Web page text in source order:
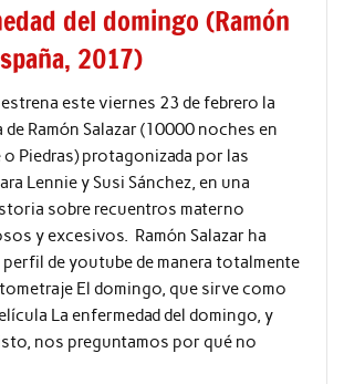
del domingo (Ramón
2017)
estrena este viernes 23 de febrero la
Ramón Salazar (10000 noches en
Piedras) protagonizada por las
Lennie y Susi Sánchez, en una
sobre recuentros materno
y excesivos. Ramón Salazar ha
de youtube de manera totalmente
El domingo, que sirve como
La enfermedad del domingo, y
nos preguntamos por qué no